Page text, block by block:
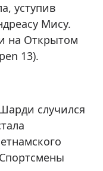
уступив
Мису.
на Открытом
13).
случился